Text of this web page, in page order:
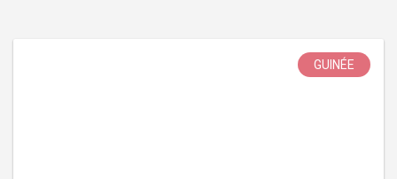
GUINÉE